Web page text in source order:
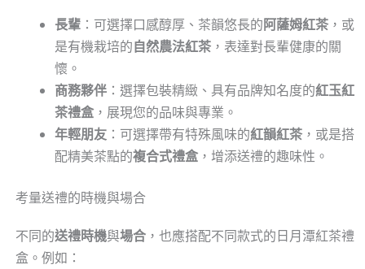
長輩：可選擇口感醇厚、茶韻悠長的阿薩姆紅茶，或
是有機栽培的自然農法紅茶，表達對長輩健康的關
懷。
商務夥伴：選擇包裝精緻、具有品牌知名度的紅玉紅
茶禮盒，展現您的品味與專業。
年輕朋友：可選擇帶有特殊風味的紅韻紅茶，或是搭
配精美茶點的複合式禮盒，增添送禮的趣味性。
考量送禮的時機與場合
不同的送禮時機與場合，也應搭配不同款式的日月潭紅茶禮
盒。例如：